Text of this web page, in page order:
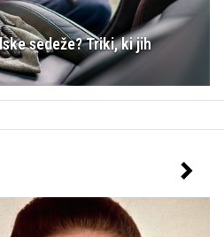
sedeže? Triki, ki jih